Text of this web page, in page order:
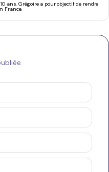
ans. Grégoire a pour objectif de rendre
France.